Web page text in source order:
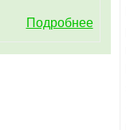
Подробнее